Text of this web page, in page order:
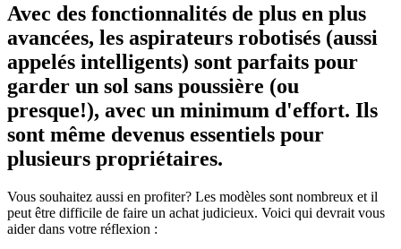
Avec des fonctionnalités de plus en plus
avancées, les aspirateurs robotisés (aussi
appelés intelligents) sont parfaits pour
garder un sol sans poussière (ou
presque!), avec un minimum d'effort. Ils
sont même devenus essentiels pour
plusieurs propriétaires.
Vous souhaitez aussi en profiter? Les modèles sont nombreux et il
peut être difficile de faire un achat judicieux. Voici qui devrait vous
aider dans votre réflexion :